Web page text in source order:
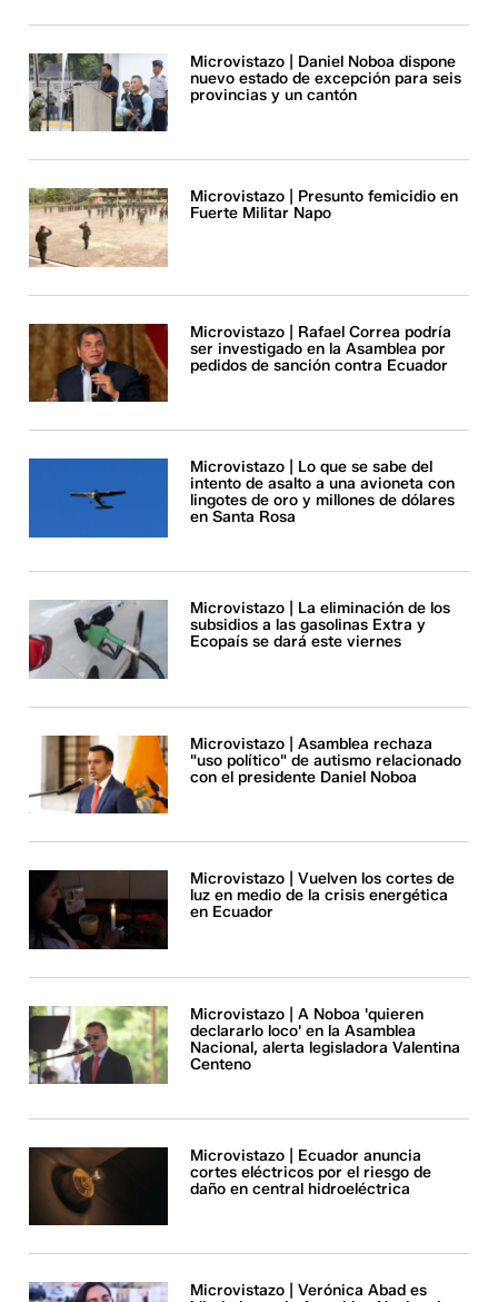
Microvistazo | Daniel Noboa dispone
nuevo estado de excepción para seis
provincias y un cantón
Microvistazo | Presunto femicidio en
Fuerte Militar Napo
Microvistazo | Rafael Correa podría
ser investigado en la Asamblea por
pedidos de sanción contra Ecuador
Microvistazo | Lo que se sabe del
intento de asalto a una avioneta con
lingotes de oro y millones de dólares
en Santa Rosa
Microvistazo | La eliminación de los
subsidios a las gasolinas Extra y
Ecopaís se dará este viernes
Microvistazo | Asamblea rechaza
"uso político" de autismo relacionado
con el presidente Daniel Noboa
Microvistazo | Vuelven los cortes de
luz en medio de la crisis energética
en Ecuador
Microvistazo | A Noboa 'quieren
declararlo loco' en la Asamblea
Nacional, alerta legisladora Valentina
Centeno
Microvistazo | Ecuador anuncia
cortes eléctricos por el riesgo de
daño en central hidroeléctrica
Microvistazo | Verónica Abad es